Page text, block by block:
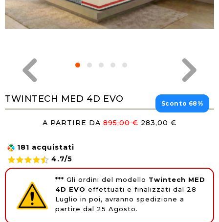
Sconto 68%
TWINTECH MED 4D EVO
A PARTIRE DA 895,00 € 283,00 €
181 acquistati
4.7/5
*** Gli ordini del modello Twintech MED
4D EVO effettuati e finalizzati dal 28
Luglio in poi, avranno spedizione a
partire dal 25 Agosto.